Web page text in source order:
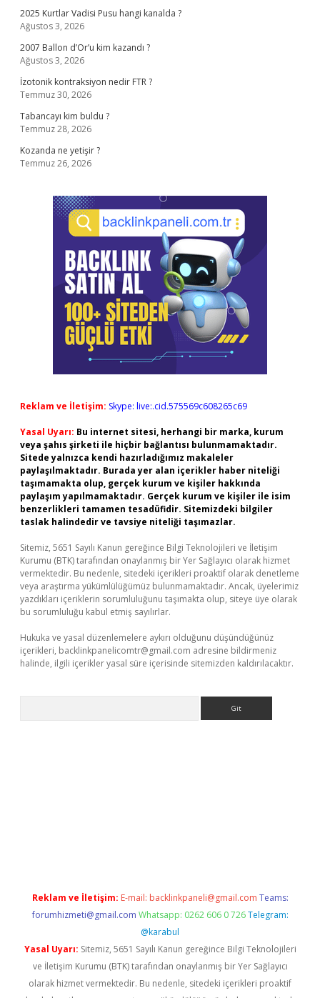
2025 Kurtlar Vadisi Pusu hangi kanalda ?
Ağustos 3, 2026
2007 Ballon d’Or’u kim kazandı ?
Ağustos 3, 2026
İzotonik kontraksiyon nedir FTR ?
Temmuz 30, 2026
Tabancayı kim buldu ?
Temmuz 28, 2026
Kozanda ne yetişir ?
Temmuz 26, 2026
Reklam ve İletişim: Skype: live:.cid.575569c608265c69
Yasal Uyarı: Bu internet sitesi, herhangi bir marka, kurum
veya şahıs şirketi ile hiçbir bağlantısı bulunmamaktadır.
Sitede yalnızca kendi hazırladığımız makaleler
paylaşılmaktadır. Burada yer alan içerikler haber niteliği
taşımamakta olup, gerçek kurum ve kişiler hakkında
paylaşım yapılmamaktadır. Gerçek kurum ve kişiler ile isim
benzerlikleri tamamen tesadüfidir. Sitemizdeki bilgiler
taslak halindedir ve tavsiye niteliği taşımazlar.
Sitemiz, 5651 Sayılı Kanun gereğince Bilgi Teknolojileri ve İletişim
Kurumu (BTK) tarafından onaylanmış bir Yer Sağlayıcı olarak hizmet
vermektedir. Bu nedenle, sitedeki içerikleri proaktif olarak denetleme
veya araştırma yükümlülüğümüz bulunmamaktadır. Ancak, üyelerimiz
yazdıkları içeriklerin sorumluluğunu taşımakta olup, siteye üye olarak
bu sorumluluğu kabul etmiş sayılırlar.
Hukuka ve yasal düzenlemelere aykırı olduğunu düşündüğünüz
içerikleri, backlinkpanelicomtr@gmail.com adresine bildirmeniz
halinde, ilgili içerikler yasal süre içerisinde sitemizden kaldırılacaktır.
Reklam ve İletişim: E-mail: backlinkpaneli@gmail.com Teams:
forumhizmeti@gmail.com Whatsapp: 0262 606 0 726 Telegram:
@karabul
Yasal Uyarı: Sitemiz, 5651 Sayılı Kanun gereğince Bilgi Teknolojileri
ve İletişim Kurumu (BTK) tarafından onaylanmış bir Yer Sağlayıcı
olarak hizmet vermektedir. Bu nedenle, sitedeki içerikleri proaktif